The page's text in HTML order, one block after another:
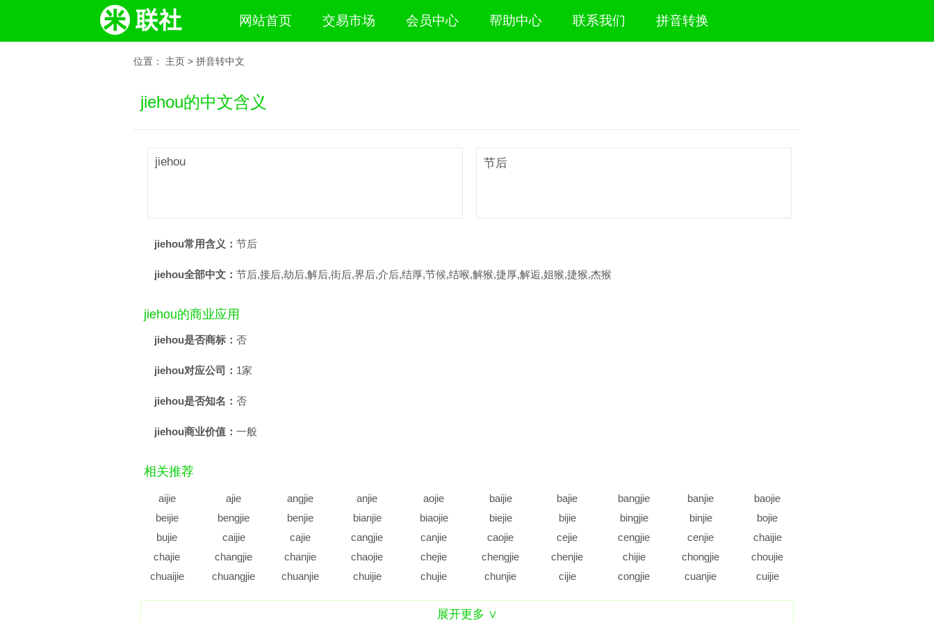
网站首页 交易市场 会员中心 帮助中心 联系我们 拼音转换
位置： 主页 > 拼音转中文
jiehou的中文含义
jiehou 节后
jiehou常用含义： 节后
jiehou全部中文： 节后,接后,劫后,解后,街后,界后,介后,结厚,节候,结喉,解猴,捷厚,解逅,姐猴,捷猴,杰猴
jiehou的商业应用
jiehou是否商标： 否
jiehou对应公司： 1家
jiehou是否知名： 否
jiehou商业价值： 一般
相关推荐
aijie ajie angjie anjie aojie baijie bajie bangjie banjie
baojie
beijie
bengjie benjie bianjie biaojie biejie bijie bingjie binjie
bojie
bujie
caijie cajie cangjie canjie caojie cejie cengjie cenjie
chaijie
chajie
changjie chanjie chaojie chejie chengjie chenjie chijie chongjie
choujie
chuaijie
chuangjie chuanjie chuijie chujie chunjie cijie congjie cuanjie
cuijie
dijie dingjie
展开更多 ∨